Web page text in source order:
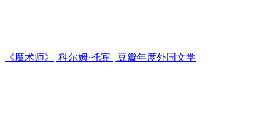
《魔术师》| 科尔姆·托宾 | 豆瓣年度外国文学